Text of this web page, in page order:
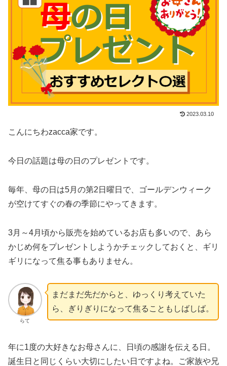
2023.03.10
こんにちわzacca家です。
今日の話題は母の日のプレゼントです。
毎年、母の日は5月の第2日曜日で、ゴールデンウィーク
が空けてすぐの春の季節にやってきます。
3月～4月頃から販売を始めているお店も多いので、あら
かじめ何をプレゼントしようかチェックしておくと、ギリ
ギリになって焦る事もありません。
らて
まだまだ先だからと、ゆっくり考えていた
ら、ぎりぎりになって焦ることもしばしば。
年に1度の大好きなお母さんに、日頃の感謝を伝える日。
誕生日と同じくらい大切にしたい日ですよね。ご家族や兄